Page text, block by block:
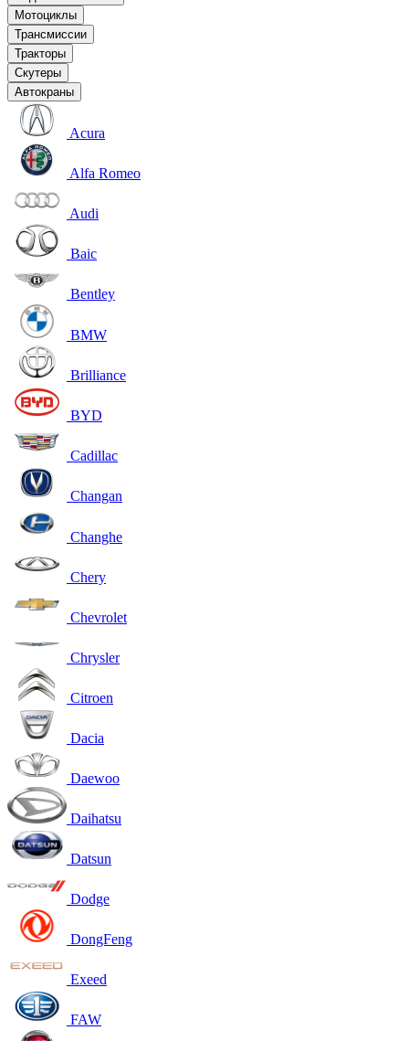
Мотоциклы
Трансмиссии
Тракторы
Скутеры
Автокраны
Acura
Alfa Romeo
Audi
Baic
Bentley
BMW
Brilliance
BYD
Cadillac
Changan
Changhe
Chery
Chevrolet
Chrysler
Citroen
Dacia
Daewoo
Daihatsu
Datsun
Dodge
DongFeng
Exeed
FAW